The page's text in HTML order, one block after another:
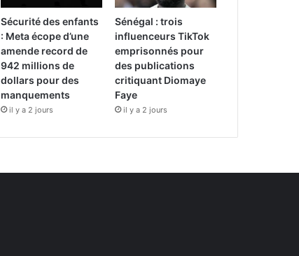
Sécurité des enfants
: Meta écope d’une
amende record de
942 millions de
dollars pour des
manquements
il y a 2 jours
Sénégal : trois
influenceurs TikTok
emprisonnés pour
des publications
critiquant Diomaye
Faye
il y a 2 jours